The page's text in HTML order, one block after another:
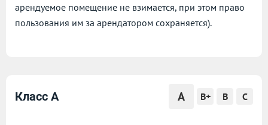
арендуемое помещение не взимается, при этом право
пользования им за арендатором сохраняется).
Класс A A B+ B C